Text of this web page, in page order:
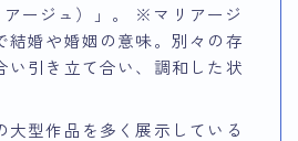
アージュ）」。 ※マリアージ
結婚や婚姻の意味。別々の存
い引き立て合い、調和した状
大型作品を多く展示している